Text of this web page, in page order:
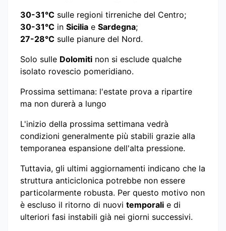
30-31°C sulle regioni tirreniche del Centro;
30-31°C in Sicilia e Sardegna;
27-28°C sulle pianure del Nord.
Solo sulle Dolomiti non si esclude qualche
isolato rovescio pomeridiano.
Prossima settimana: l'estate prova a ripartire
ma non durerà a lungo
L'inizio della prossima settimana vedrà
condizioni generalmente più stabili grazie alla
temporanea espansione dell'alta pressione.
Tuttavia, gli ultimi aggiornamenti indicano che la
struttura anticiclonica potrebbe non essere
particolarmente robusta. Per questo motivo non
è escluso il ritorno di nuovi temporali e di
ulteriori fasi instabili già nei giorni successivi.